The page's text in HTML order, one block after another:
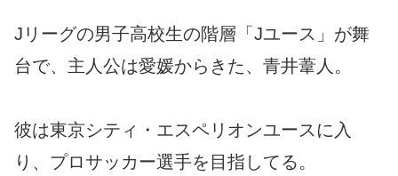
Jリーグの男子高校生の階層「Jユース」が舞
台で、主人公は愛媛からきた、青井葦人。
彼は東京シティ・エスペリオンユースに入
り、プロサッカー選手を目指してる。